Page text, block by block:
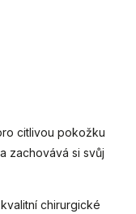
citlivou pokožku
zachovává si svůj
chirurgické